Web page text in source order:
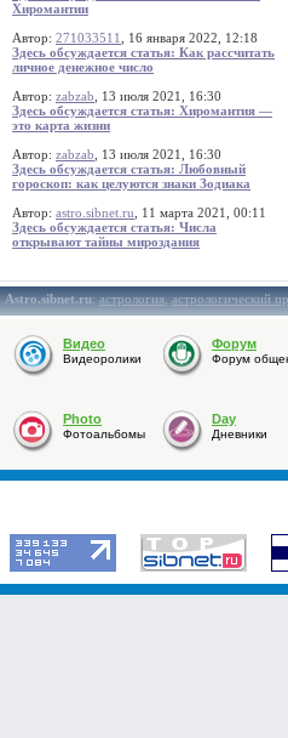
Хиромантии
Автор: 271033511
, 16 января 2022, 12:18
Здесь обсуждается статья: Как рассчитать
личное денежное число
Автор: zabzab , 13 июля 2021, 16:30
Здесь обсуждается статья: Хиромантия —
это карта жизни
Автор: zabzab , 13 июля 2021, 16:30
Здесь обсуждается статья: Любовный
гороскоп: как целуются знаки Зодиака
Автор: astro.sibnet.ru , 11 марта 2021, 00:11
Здесь обсуждается статья: Числа
открывают тайны мироздания
Astro.sibnet.ru:астрология,астрологический
Видео
Видеоролики
Форум
Форум
Photo
Фотоальбомы
Day
Дневники